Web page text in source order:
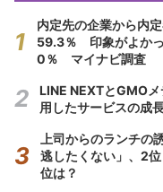
内定先の企業から内
59.3％ 印象がよか
0％ マイナビ調査
LINE NEXTとGMO
用したサービスの成
上司からのランチ
逃したくない」、2
位は？